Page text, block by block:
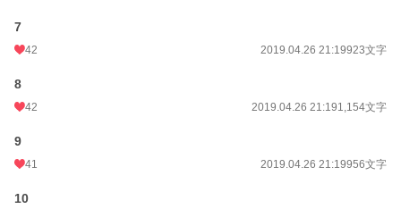
7
42 2019.04.26 21:19923文字
8
42 2019.04.26 21:191,154文字
9
41 2019.04.26 21:19956文字
10